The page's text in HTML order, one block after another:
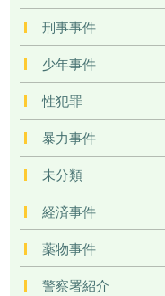
刑事事件
少年事件
性犯罪
暴力事件
未分類
経済事件
薬物事件
警察署紹介